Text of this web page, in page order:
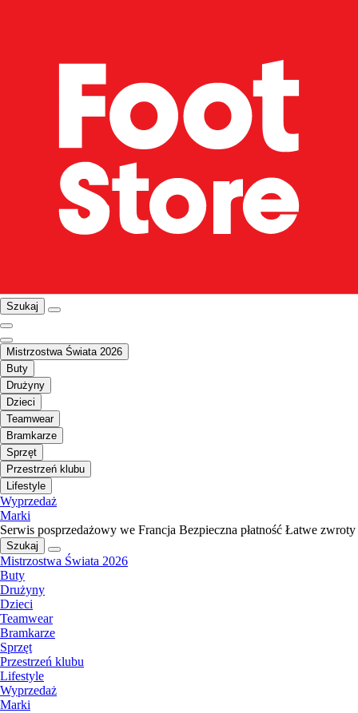
Szukaj
Mistrzostwa Świata 2026
Buty
Drużyny
Dzieci
Teamwear
Bramkarze
Sprzęt
Przestrzeń klubu
Lifestyle
Wyprzedaż
Marki
Serwis posprzedażowy we Francja Bezpieczna płatność Łatwe zwroty
Szukaj
Mistrzostwa Świata 2026
Buty
Drużyny
Dzieci
Teamwear
Bramkarze
Sprzęt
Przestrzeń klubu
Lifestyle
Wyprzedaż
Marki